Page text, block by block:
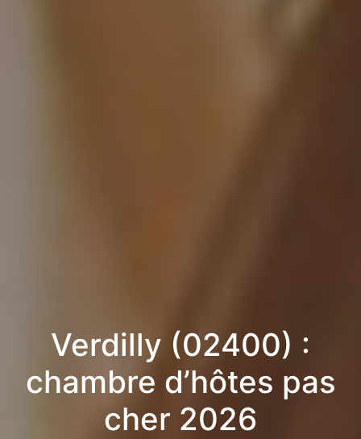
Verdilly (02400) :
chambre d’hôtes pas
cher 2026